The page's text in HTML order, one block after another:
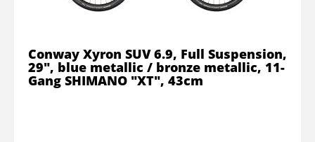
Conway Xyron SUV 6.9, Full Suspension,
29", blue metallic / bronze metallic, 11-
Gang SHIMANO "XT", 43cm